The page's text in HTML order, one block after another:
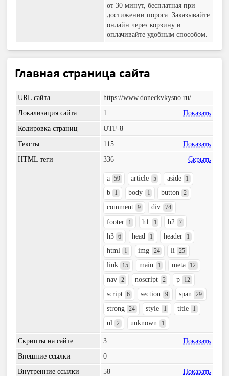
от 30 минут, бесплатная при
достижении порога. Заказывайте
онлайн через корзину и
оплачивайте удобным способом.
Главная страница сайта
URL сайта
https://www.doneckvkysno.ru/
Локализация сайта
1
Показать
Кодировка страниц
UTF-8
Тексты
115
Показать
HTML теги
336 Скрыть
a 59 article 5 aside 1
b 1 body 1 button 2
comment 9 div 74
footer 1 h1 1 h2 7
h3 6 head 1 header 1
html 1 img 24 li 25
link 15 main 1 meta 12
nav 2 noscript 2 p 12
script 6 section 9 span 29
strong 24 style 1 title 1
ul 2 unknown 1
Скрипты на сайте 3
Показать
Внешние ссылки
0
Внутренние ссылки
58 Показать